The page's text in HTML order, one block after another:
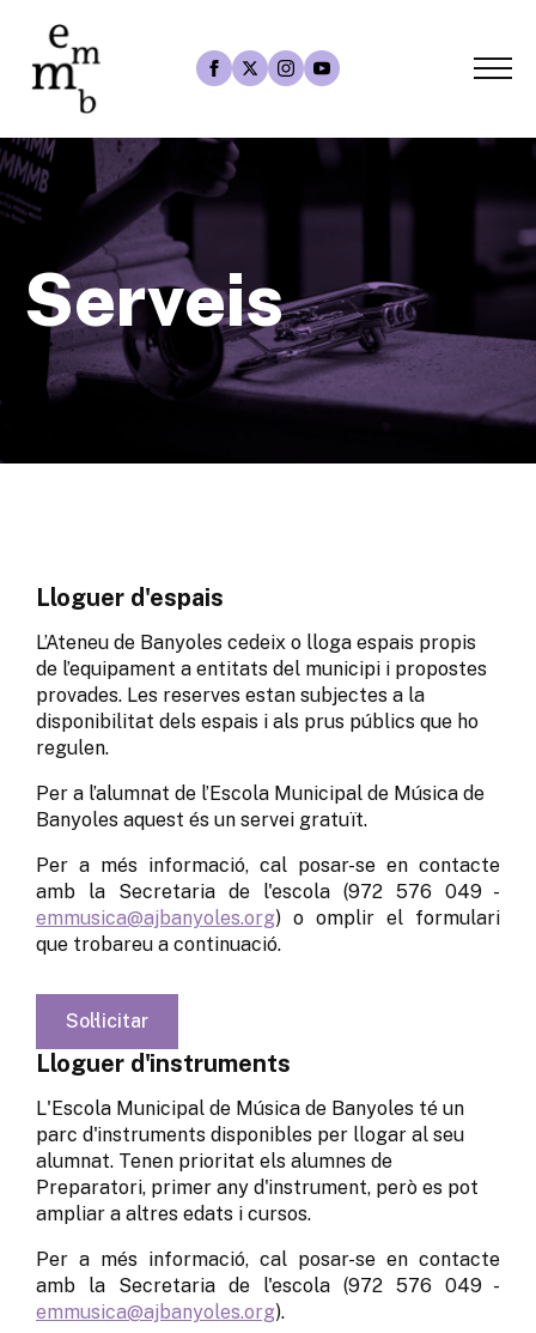
Serveis
Lloguer d'espais
L’Ateneu de Banyoles cedeix o lloga espais propis
de l’equipament a entitats del municipi i propostes
provades. Les reserves estan subjectes a la
disponibilitat dels espais i als prus públics que ho
regulen.
Per a l’alumnat de l’Escola Municipal de Música de
Banyoles aquest és un servei gratuït.
Per a més informació, cal posar-se en contacte
amb la Secretaria de l'escola (972 576 049 -
emmusica@ajbanyoles.org) o omplir el formulari
que trobareu a continuació.
Sol·licitar
Lloguer d'instruments
L'Escola Municipal de Música de Banyoles té un
parc d'instruments disponibles per llogar al seu
alumnat. Tenen prioritat els alumnes de
Preparatori, primer any d'instrument, però es pot
ampliar a altres edats i cursos.
Per a més informació, cal posar-se en contacte
amb la Secretaria de l'escola (972 576 049 -
emmusica@ajbanyoles.org).